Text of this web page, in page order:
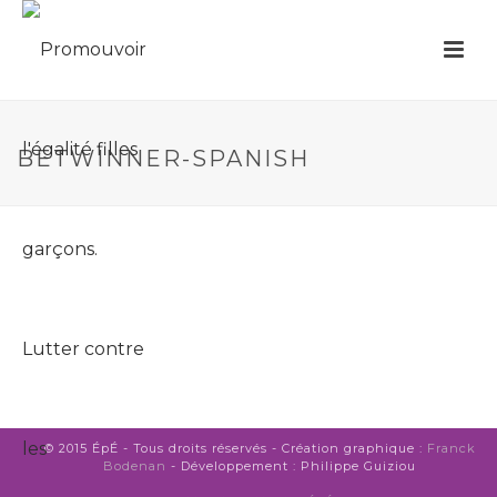
BETWINNER-SPANISH
© 2015 ÉpÉ - Tous droits réservés - Création graphique : Franck
Bodenan - Développement : Philippe Guiziou